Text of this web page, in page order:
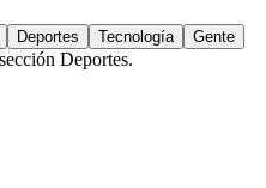
Deportes Tecnología Gente
Deportes.